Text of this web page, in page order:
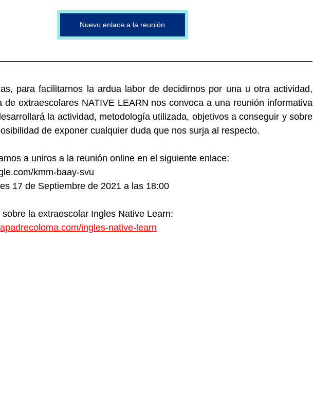
Nuevo enlace a la reunión
para facilitarnos la ardua labor de decidirnos por una u otra actividad,
de extraescolares NATIVE LEARN nos convoca a una reunión informativa
la actividad, metodología utilizada, objetivos a conseguir y sobre
de exponer cualquier duda que nos surja al respecto.
a uniros a la reunión online en el siguiente enlace:
kmm-baay-svu
17 de Septiembre de 2021 a las 18:00
la extraescolar Ingles Native Learn:
ingles-native-learn